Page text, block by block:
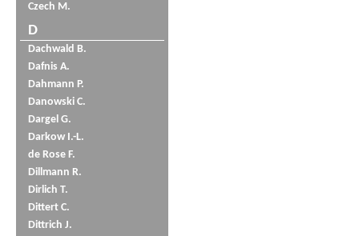
Czech M.
D
Dachwald B.
Dafnis A.
Dahmann P.
Danowski C.
Dargel G.
Darkow I.-L.
de Rose F.
Dillmann R.
Dirlich T.
Dittert C.
Dittrich J.